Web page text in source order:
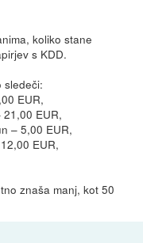
koliko stane
s KDD.
sledeči:
EUR,
EUR,
– 5,00 EUR,
EUR,
znaša manj, kot 50